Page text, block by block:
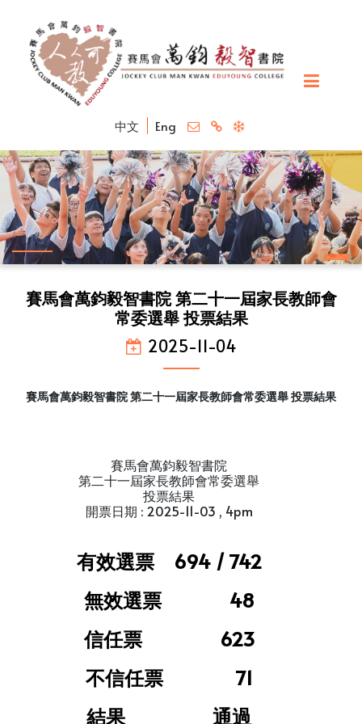
中文 Eng
賽馬會萬鈞毅智書院 第二十一屆家長教師會
常委選舉 投票結果
2025-11-04
賽馬會萬鈞毅智書院 第二十一屆家長教師會常委選舉 投票結果
賽馬會萬鈞毅智書院
第二十一屆家長教師會常委選舉
投票結果
開票日期 : 2025-11-03 , 4pm
有效選票 694 / 742
無效選票 48
信任票 623
不信任票 71
結果 通過